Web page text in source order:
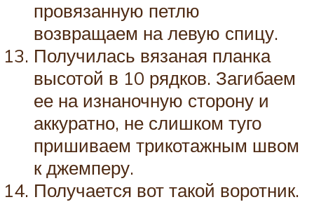
провязанную петлю
возвращаем на левую спицу.
Получилась вязаная планка
высотой в 10 рядков. Загибаем
ее на изнаночную сторону и
аккуратно, не слишком туго
пришиваем трикотажным швом
к джемперу.
Получается вот такой воротник.